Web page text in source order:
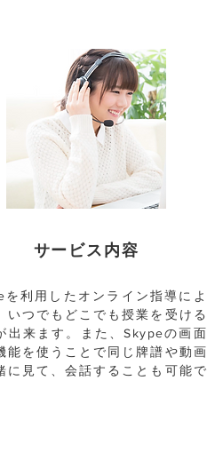
​サービス内容
を利用したオンライン指導によ
いつでもどこでも授業を受ける
出来ます。また、Skypeの画面
能を使うことで同じ牌譜や動画
に見て、会話することも可能で